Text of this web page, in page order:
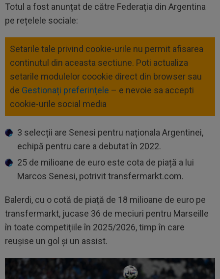
Totul a fost anunțat de către Federația din Argentina
pe rețelele sociale:
Setarile tale privind cookie-urile nu permit afisarea
continutul din aceasta sectiune. Poti actualiza
setarile modulelor coookie direct din browser sau
de Gestionați preferințele – e nevoie sa accepti
cookie-urile social media
3 selecții are Senesi pentru naționala Argentinei,
echipă pentru care a debutat în 2022.
25 de milioane de euro este cota de piață a lui
Marcos Senesi, potrivit transfermarkt.com.
Balerdi, cu o cotă de piață de 18 milioane de euro pe
transfermarkt, jucase 36 de meciuri pentru Marseille
în toate competițiile în 2025/2026, timp în care
reușise un gol și un assist.